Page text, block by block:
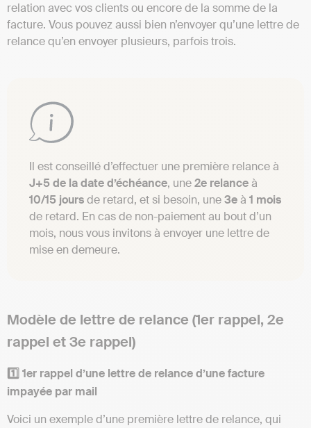
relation avec vos clients ou encore de la somme de la
facture. Vous pouvez aussi bien n’envoyer qu’une lettre de
relance qu’en envoyer plusieurs, parfois trois.
Il est conseillé d’effectuer une première relance à
J+5 de la date d’échéance, une2e relanceà
10/15 joursde retard, et si besoin, une3eà 1 mois
de retard. En cas de non-paiement au bout d’un
mois, nous vous invitons à envoyer une lettre de
mise en demeure.
Modèle de lettre de relance (1er rappel, 2e
rappel et 3e rappel)
1️⃣ 1er rappel d’une lettre de relance d’une facture
impayée par mail
Voici un exemple d’une première lettre de relance, qui